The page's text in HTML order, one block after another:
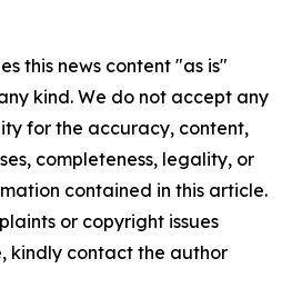
this news content "as is"
kind. We do not accept any
for the accuracy, content,
completeness, legality, or
contained in this article.
or copyright issues
kindly contact the author